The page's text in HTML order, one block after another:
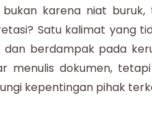
bukan karena niat
Satu kalimat yang
dan berdampak pada
menulis dokumen,
kepentingan pihak